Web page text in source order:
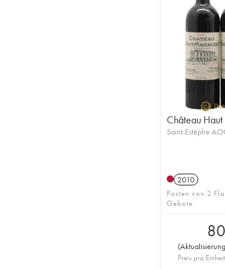
Château
Saint-Estèphe
2010
Posten von 2
Gebote
80
(
Preis pro Einheit